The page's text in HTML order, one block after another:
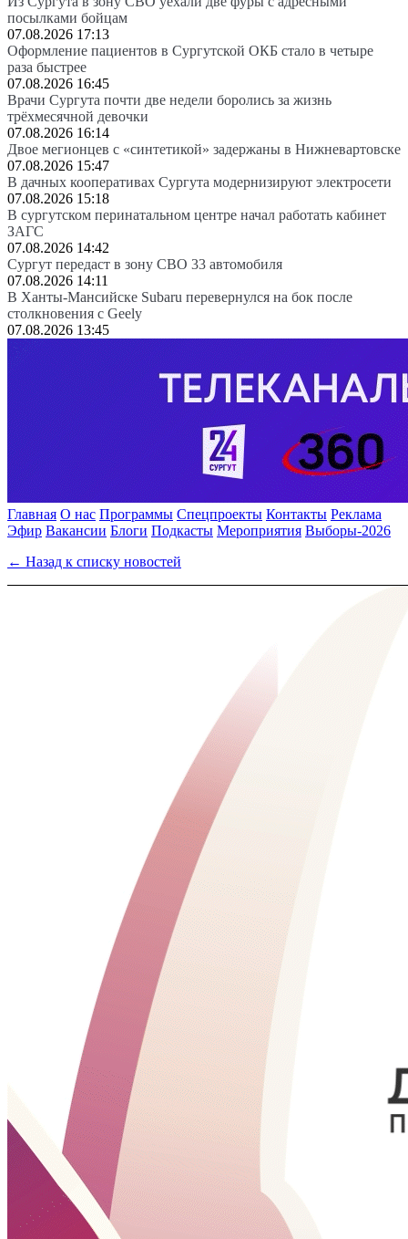
посылками бойцам
07.08.2026 17:13
Оформление пациентов в Сургутской ОКБ стало в четыре
раза быстрее
07.08.2026 16:45
Врачи Сургута почти две недели боролись за жизнь
трёхмесячной девочки
07.08.2026 16:14
Двое мегионцев с «синтетикой» задержаны в Нижневартовске
07.08.2026 15:47
В дачных кооперативах Сургута модернизируют электросети
07.08.2026 15:18
В сургутском перинатальном центре начал работать кабинет
ЗАГС
07.08.2026 14:42
Сургут передаст в зону СВО 33 автомобиля
07.08.2026 14:11
В Ханты-Мансийске Subaru перевернулся на бок после
столкновения с Geely
07.08.2026 13:45
Главная О нас Программы Спецпроекты Контакты Реклама
Эфир Вакансии Блоги Подкасты Мероприятия Выборы-2026
← Назад к списку новостей